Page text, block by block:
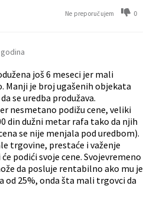
Ne preporučujem 0
još 6 meseci jer mali
Manji je broj ugašenih objekata
se uredba produžava.
nesmetano podižu cene, veliki
din dužni metar rafa tako da njih
se nije menjala pod uredbom).
trgovine, prestaće i važenje
podići svoje cene. Svojevremeno
da posluje rentabilno ako mu je
od 25%, onda šta mali trgovci da